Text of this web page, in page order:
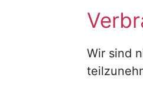
Wir sind